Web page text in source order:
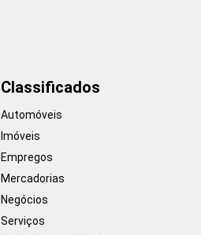
Classificados
Automóveis
Imóveis
Empregos
Mercadorias
Negócios
Serviços